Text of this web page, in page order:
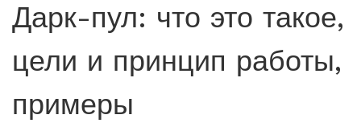
Дарк-пул: что это такое,
цели и принцип работы,
примеры